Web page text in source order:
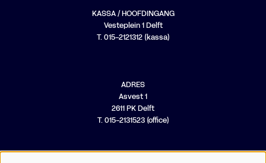
KASSA / HOOFDINGANG
Vesteplein 1 Delft
T. 015-2121312 (kassa)
ADRES
Asvest 1
2611 PK Delft
T. 015-2131523 (office)